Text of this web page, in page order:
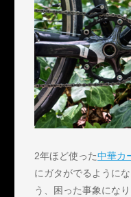
2年ほど使った中華カ
にガタがでるように
う、困った事象にな